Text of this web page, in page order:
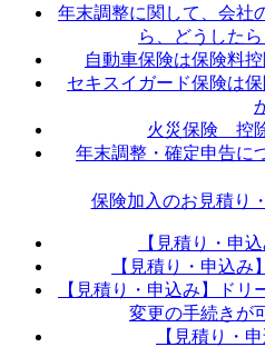
年末調整に関して、会社
ら、どうした
自動車保険は保険料
セキスイガード保険は
火災保険 控
年末調整・確定申告に
保険加入のお見積り
【見積り・申
【見積り・申込み
【見積り・申込み】ド
変更の手続きが
【見積り・